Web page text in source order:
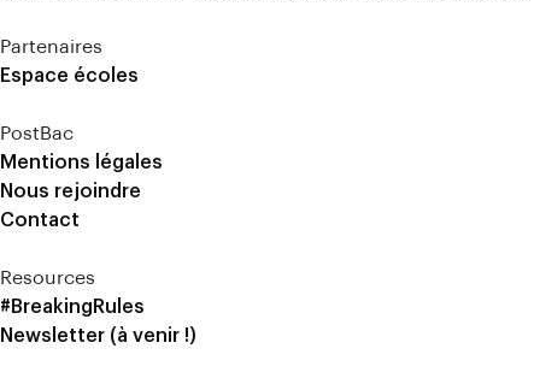
Partenaires
Espace écoles
PostBac
Mentions légales
Nous rejoindre
Contact
Resources
#BreakingRules
Newsletter (à venir !)